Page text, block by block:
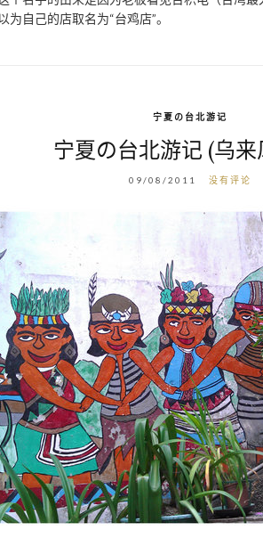
为自己的店取名为“台鸡店”。
宁夏の台北游记
宁夏の台北游记 (乌来
09/08/2011 没有评论